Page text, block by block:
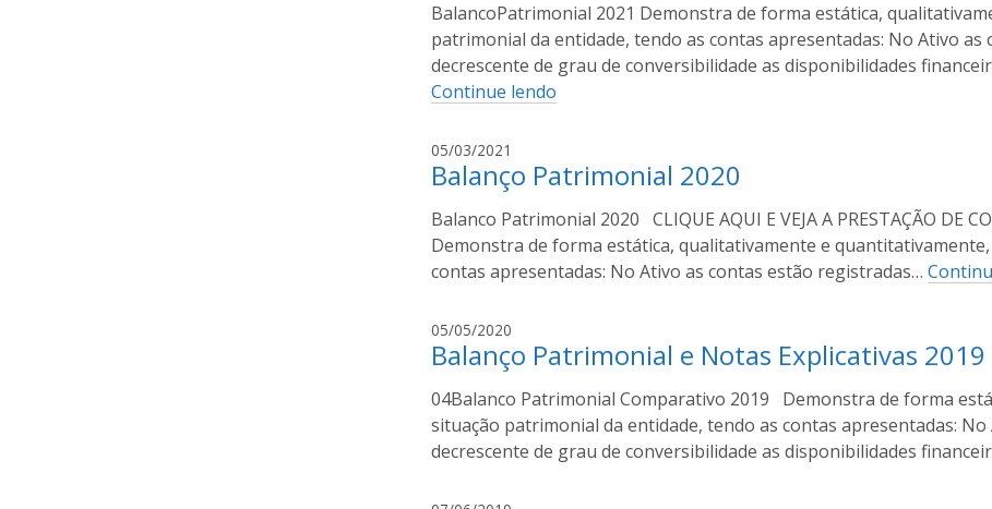
t
a
e
m
i
r
o
s
a
BalancoPatrimonial 2021 Demonstra de forma estática,
patrimonial da entidade, tendo as contas apresentadas: No Ativo
decrescente de grau de conversibilidade as disponibilidades
Continue lendo
05/03/2021
s
e
m
i
C
o
t
a
Balanço Patrimonial 2020
Balanco Patrimonial 2020 CLIQUE AQUI E VEJA A PRESTAÇÃO DE
Demonstra de forma estática, qualitativamente e
contas apresentadas: No Ativo as contas estão registradas…
05/05/2020A
s
e
m
i
Balanço Patrimonial e Notas Explicativas 2019
04Balanco Patrimonial Comparativo 2019 Demonstra de forma
situação patrimonial da entidade, tendo as contas apresentadas:
decrescente de grau de conversibilidade as disponibilidades